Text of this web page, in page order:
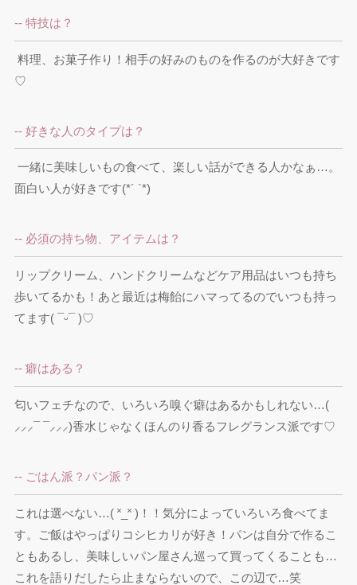
-- 特技は？
♡
-- 好きな人のタイプは？
面白い人が好きです(*´ `*)
-- 必須の持ち物、アイテムは？
リップクリーム、ハンドクリームなどケア用品はいつも持ち
歩いてるかも！あと最近は梅飴にハマってるのでいつも持っ
てます( ¯ᵕ¯ )♡
-- 癖はある？
匂いフェチなので、いろいろ嗅ぐ癖はあるかもしれない…(
⸝⸝⸝¯ ¯⸝⸝⸝)香水じゃなくほんのり香るフレグランス派です♡
-- ごはん派？パン派？
これは選べない…( ˟_˟ )！！気分によっていろいろ食べてま
す。ご飯はやっぱりコシヒカリが好き！パンは自分で作るこ
ともあるし、美味しいパン屋さん巡って買ってくることも…
これを語りだしたら止まならないので、この辺で…笑